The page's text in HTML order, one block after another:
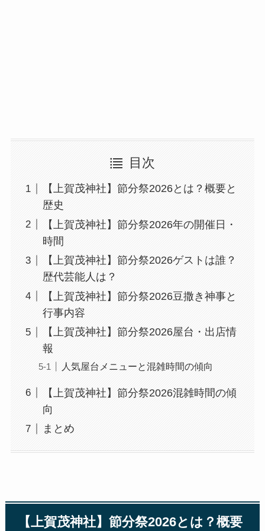
目次
【上賀茂神社】節分祭2026とは？概要と
歴史
【上賀茂神社】節分祭2026年の開催日・
時間
【上賀茂神社】節分祭2026ゲストは誰？
歴代芸能人は？
【上賀茂神社】節分祭2026豆撒き神事と
行事内容
【上賀茂神社】節分祭2026屋台・出店情
報
人気屋台メニューと混雑時間の傾向
【上賀茂神社】節分祭2026混雑時間の傾
向
まとめ
【上賀茂神社】節分祭2026とは？概要